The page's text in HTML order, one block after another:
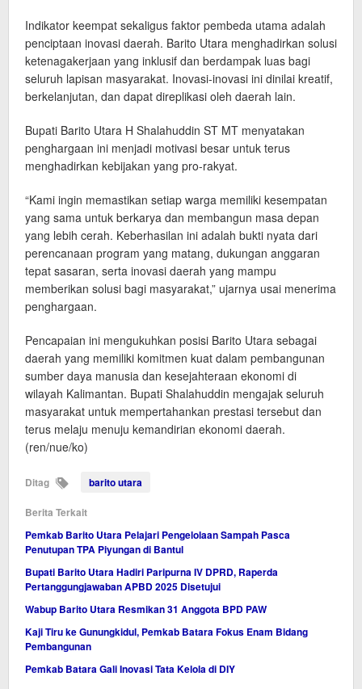
Indikator keempat sekaligus faktor pembeda utama adalah
penciptaan inovasi daerah. Barito Utara menghadirkan solusi
ketenagakerjaan yang inklusif dan berdampak luas bagi
seluruh lapisan masyarakat. Inovasi-inovasi ini dinilai kreatif,
berkelanjutan, dan dapat direplikasi oleh daerah lain.
Bupati Barito Utara H Shalahuddin ST MT menyatakan
penghargaan ini menjadi motivasi besar untuk terus
menghadirkan kebijakan yang pro-rakyat.
“Kami ingin memastikan setiap warga memiliki kesempatan
yang sama untuk berkarya dan membangun masa depan
yang lebih cerah. Keberhasilan ini adalah bukti nyata dari
perencanaan program yang matang, dukungan anggaran
tepat sasaran, serta inovasi daerah yang mampu
memberikan solusi bagi masyarakat,” ujarnya usai menerima
penghargaan.
Pencapaian ini mengukuhkan posisi Barito Utara sebagai
daerah yang memiliki komitmen kuat dalam pembangunan
sumber daya manusia dan kesejahteraan ekonomi di
wilayah Kalimantan. Bupati Shalahuddin mengajak seluruh
masyarakat untuk mempertahankan prestasi tersebut dan
terus melaju menuju kemandirian ekonomi daerah.
(ren/nue/ko)
Ditag barito utara
Berita Terkait
Pemkab Barito Utara Pelajari Pengelolaan Sampah Pasca
Penutupan TPA Piyungan di Bantul
Bupati Barito Utara Hadiri Paripurna IV DPRD, Raperda
Pertanggungjawaban APBD 2025 Disetujui
Wabup Barito Utara Resmikan 31 Anggota BPD PAW
Kaji Tiru ke Gunungkidul, Pemkab Batara Fokus Enam Bidang
Pembangunan
Pemkab Batara Gali Inovasi Tata Kelola di DIY